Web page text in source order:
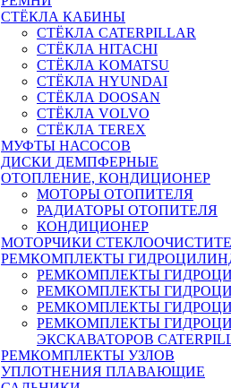
СТЁКЛА КАБИНЫ
СТЁКЛА CATERPILLAR
СТЁКЛА HITACHI
СТЁКЛА KOMATSU
СТЁКЛА HYUNDAI
СТЁКЛА DOOSAN
СТЁКЛА VOLVO
СТЁКЛА TEREX
МУФТЫ НАСОСОВ
ДИСКИ ДЕМПФЕРНЫЕ
ОТОПЛЕНИЕ, КОНДИЦИОНЕР
МОТОРЫ ОТОПИТЕЛЯ
РАДИАТОРЫ ОТОПИТЕЛЯ
КОНДИЦИОНЕР
МОТОРЧИКИ
РЕМКОМПЛЕКТЫ
РЕМКОМПЛЕКТЫ
РЕМКОМПЛЕКТЫ
РЕМКОМПЛЕКТЫ
РЕМКОМПЛЕКТЫ
ЭКСКАВАТОРОВ
РЕМКОМПЛЕКТЫ УЗЛОВ
УПЛОТНЕНИЯ ПЛАВАЮЩИЕ